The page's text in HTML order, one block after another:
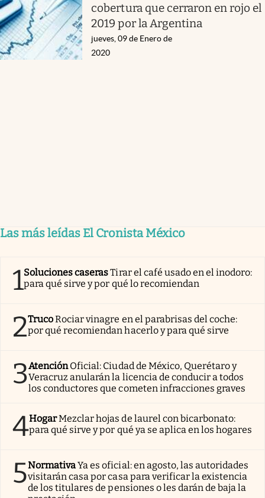
cobertura que cerraron en rojo el
2019 por la Argentina
jueves, 09 de Enero de
2020
Las más leídas El Cronista México
1Soluciones caserasTirar el café usado en el inodoro:
para qué sirve y por qué lo recomiendan
2TrucoRociar vinagre en el parabrisas del coche:
por qué recomiendan hacerlo y para qué sirve
3AtenciónOficial: Ciudad de México, Querétaro y
Veracruz anularán la licencia de conducir a todos
los conductores que cometen infracciones graves
4HogarMezclar hojas de laurel con bicarbonato:
para qué sirve y por qué ya se aplica en los hogares
5NormativaYa es oficial: en agosto, las autoridades
visitarán casa por casa para verificar la existencia
de los titulares de pensiones o les darán de baja la